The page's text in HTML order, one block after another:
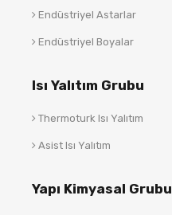
Endüstriyel Astarlar
Endüstriyel Boyalar
Isı Yalıtım Grubu
Thermoturk Isı Yalıtım
Asist Isı Yalıtım
Yapı Kimyasal Grubu